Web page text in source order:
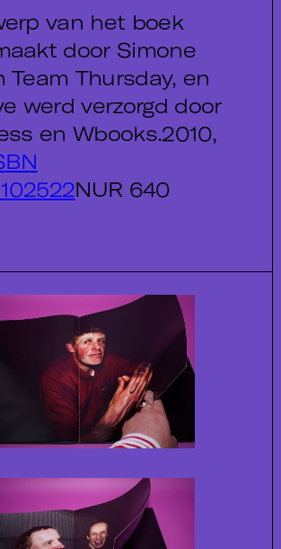
van het boek
door Simone
Team Thursday, en
werd verzorgd door
en Wbooks.2010,
NUR 640